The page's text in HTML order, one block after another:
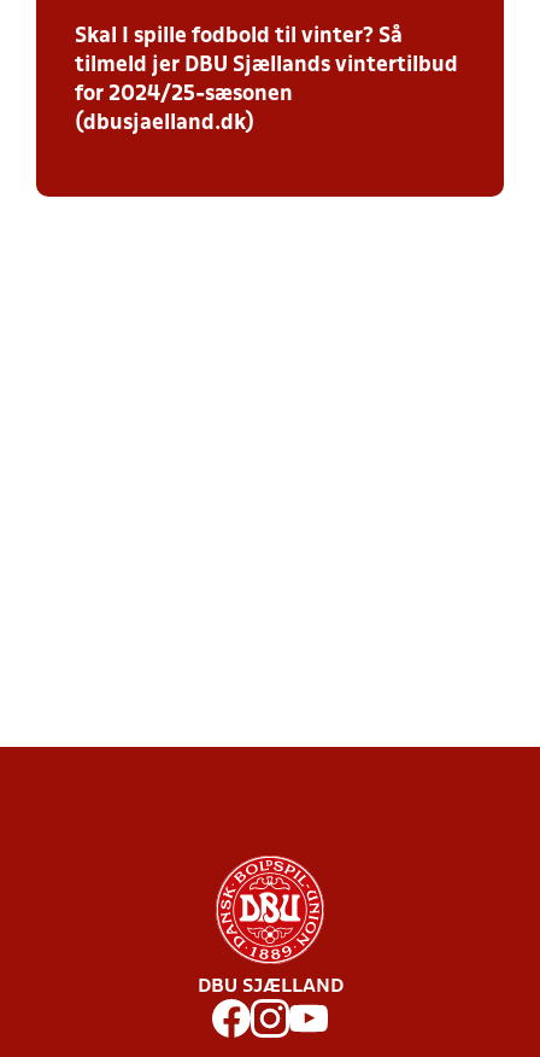
Skal I spille fodbold til vinter? Så
tilmeld jer DBU Sjællands vintertilbud
for 2024/25-sæsonen
(dbusjaelland.dk)
DBU SJÆLLAND